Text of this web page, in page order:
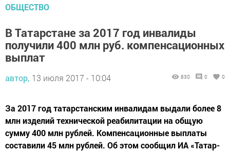
ОБЩЕСТВО
В Татарстане за 2017 год инвалиды
получили 400 млн руб. компенсационных
выплат
автор, 13 июля 2017 - 10:04 830 0 0
За 2017 год татарстанским инвалидам выдали более 8
млн изделий технической реабилитации на общую
сумму 400 млн рублей. Компенсационные выплаты
составили 45 млн рублей. Об этом сообщил ИА «Татар-